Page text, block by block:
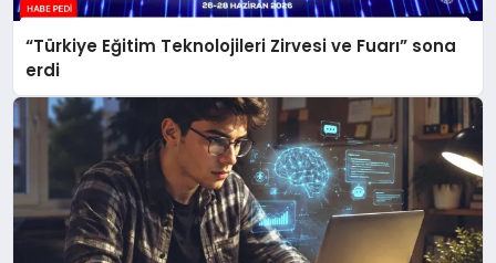
“Türkiye Eğitim Teknolojileri Zirvesi ve Fuarı” sona
erdi